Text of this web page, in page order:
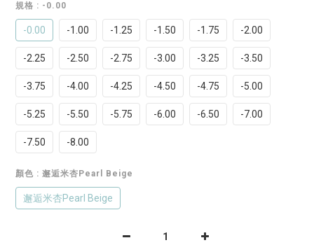
規格 : -0.00
-0.00 -1.00 -1.25 -1.50 -1.75 -2.00
-2.25 -2.50 -2.75 -3.00 -3.25 -3.50
-3.75 -4.00 -4.25 -4.50 -4.75 -5.00
-5.25 -5.50 -5.75 -6.00 -6.50 -7.00
-7.50 -8.00
顏色 : 邂逅米杏Pearl Beige
邂逅米杏Pearl Beige